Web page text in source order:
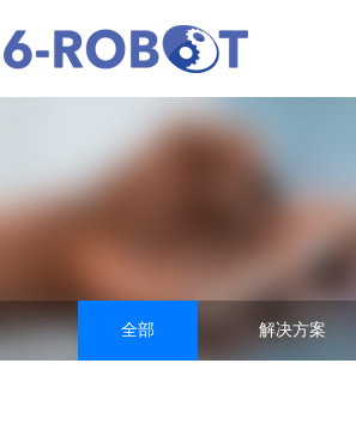
全部 解决方案